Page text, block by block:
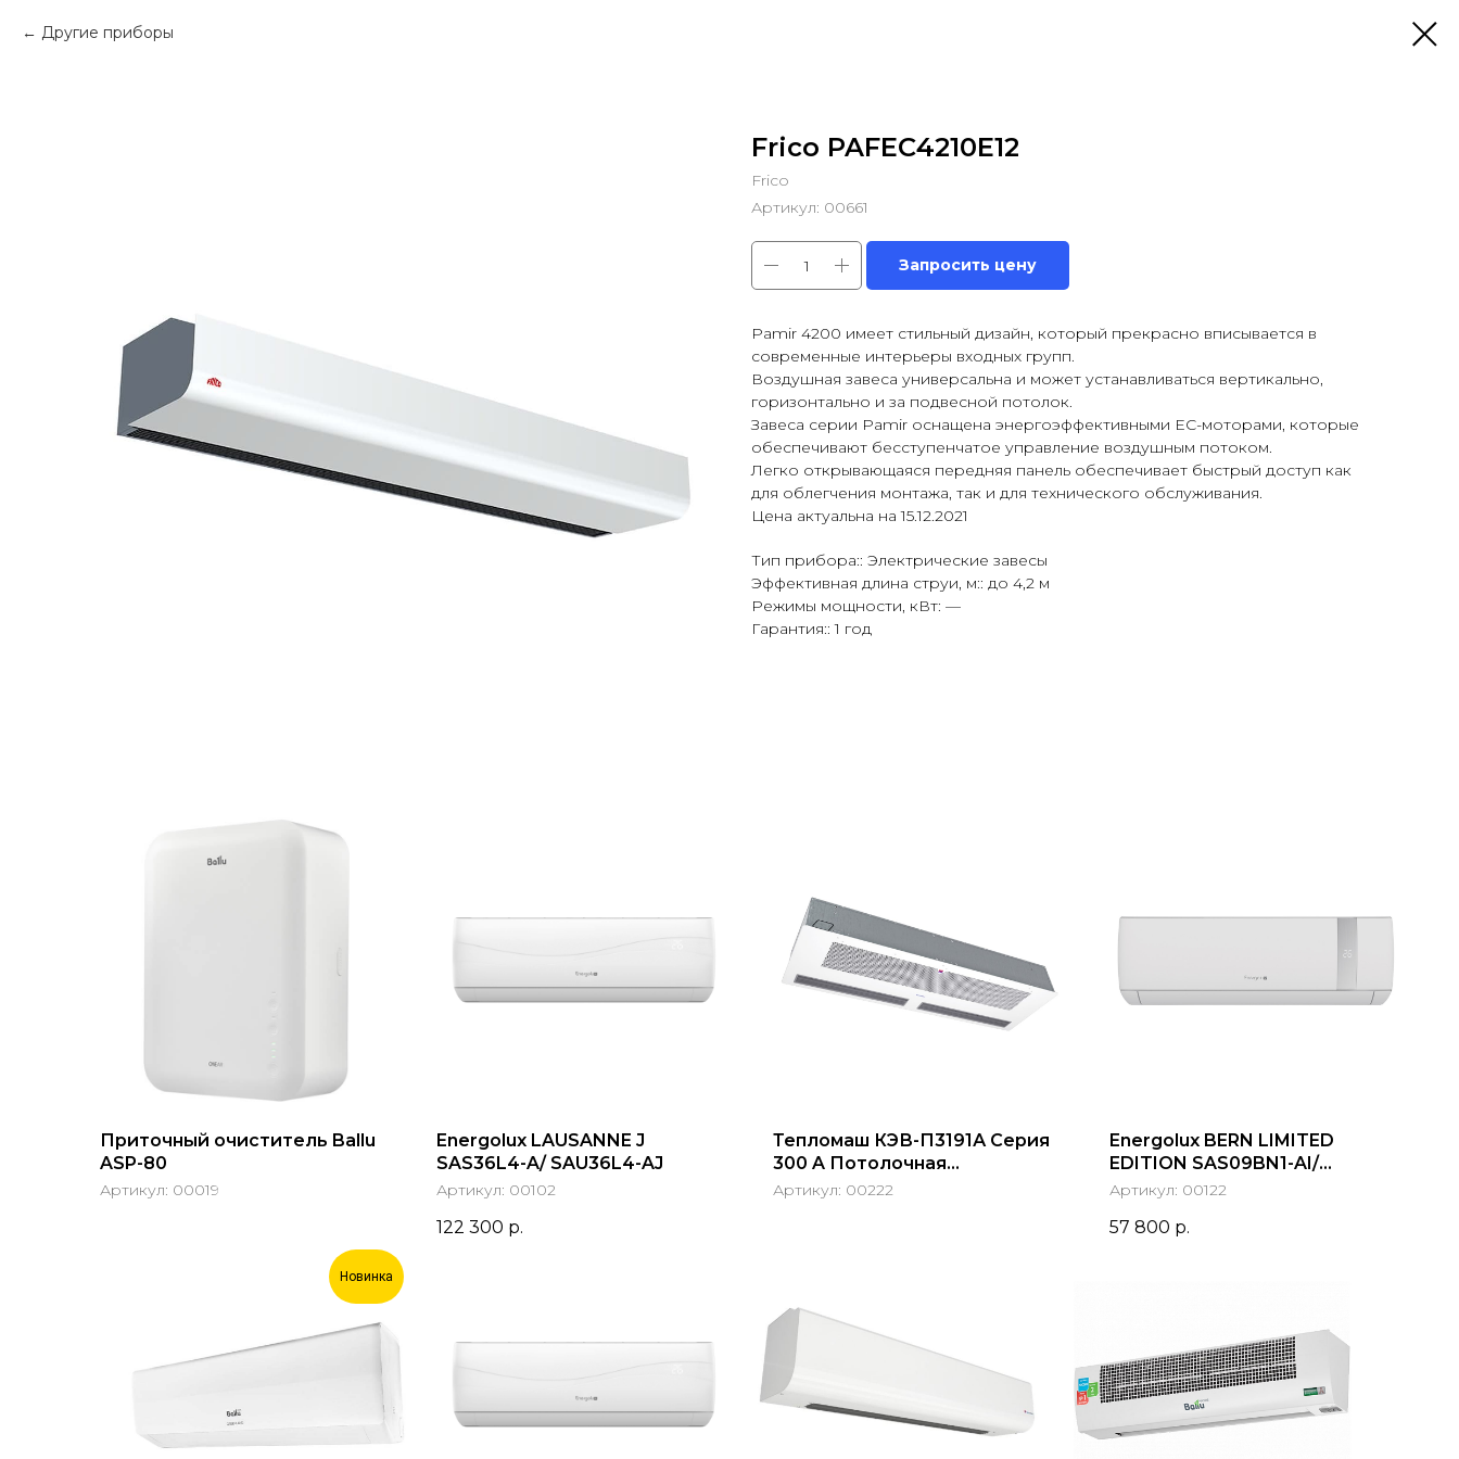
Другие приборы
Frico PAFEC4210E12
Frico
Артикул: 00661
Запросить цену
Pamir 4200 имеет стильный дизайн, который прекрасно вписывается в
современные интерьеры входных групп.
Воздушная завеса универсальна и может устанавливаться вертикально,
горизонтально и за подвесной потолок.
Завеса серии Pamir оснащена энергоэффективными ЕС-моторами, которые
обеспечивают бесступенчатое управление воздушным потоком.
Легко открывающаяся передняя панель обеспечивает быстрый доступ как
для облегчения монтажа, так и для технического обслуживания.
Цена актуальна на 15.12.2021
Тип прибора:: Электрические завесы
Эффективная длина струи, м:: до 4,2 м
Режимы мощности, кВт: —
Гарантия:: 1 год
Приточный очиститель Ballu
ASP-80
Артикул: 00019
Energolux LAUSANNE J
SAS36L4-A/ SAU36L4-AJ
Артикул: 00102
122 300 р.
Тепломаш КЭВ-П3191А Серия
300 A Потолочная
встраиваемая
Артикул: 00222
Energolux BERN LIMITED
EDITION SAS09BN1-AI/
SAU09BN1-AI-LE
Артикул: 00122
57 800 р.
Новинка